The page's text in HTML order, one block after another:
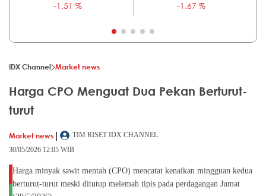
-1.51 %
-1.67 %
IDX Channel Market news
Harga CPO Menguat Dua Pekan Berturut-
turut
Market news |
TIM RISET IDX CHANNEL
30/05/2026 12:05 WIB
Harga minyak sawit mentah (CPO) mencatat kenaikan mingguan kedua
berturut-turut meski ditutup melemah tipis pada perdagangan Jumat